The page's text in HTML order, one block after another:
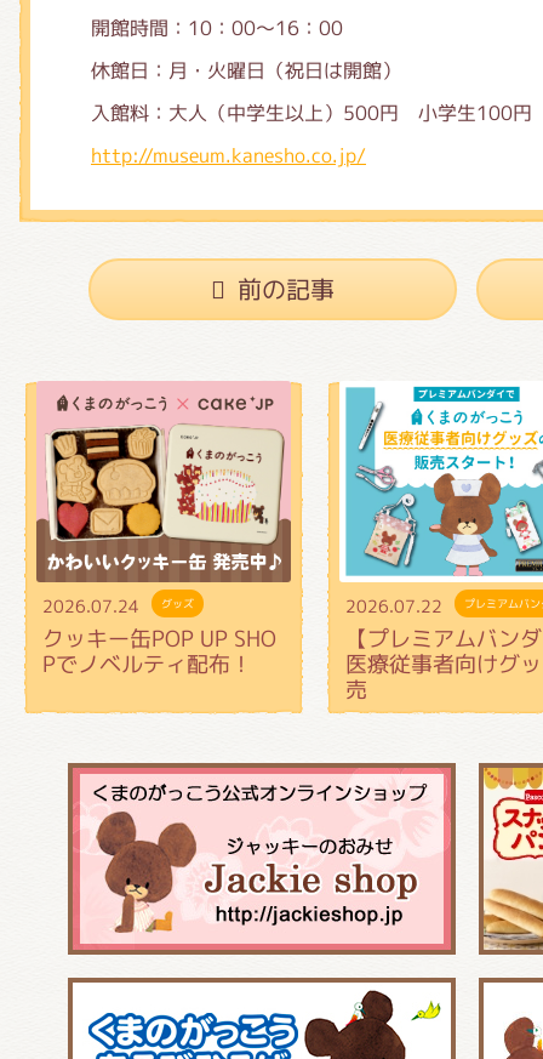
開館時間：10：00～16：00
休館日：月・火曜日（祝日は開館）
入館料：大人（中学生以上）500円 小学生100
http://museum.kanesho.co.jp/
前の記事
2026.07.24 グッズ
クッキー缶POP UP SHO
Pでノベルティ配布！
2026.07.22 プレミアムバ
【プレミアムバン
医療従事者向けグ
売